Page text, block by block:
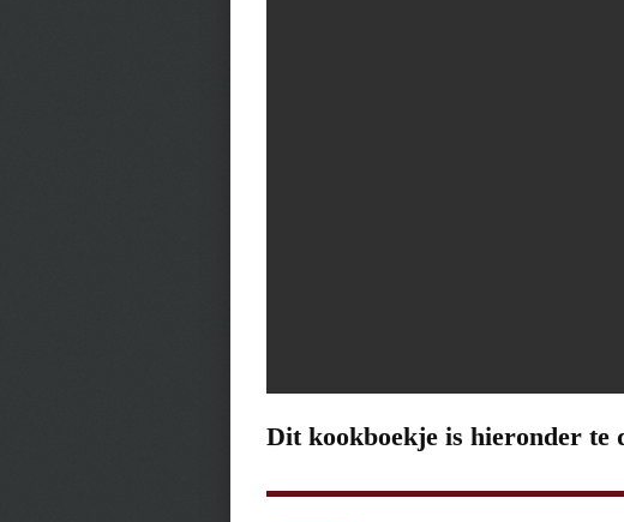
Dit kookboekje is hieronder te